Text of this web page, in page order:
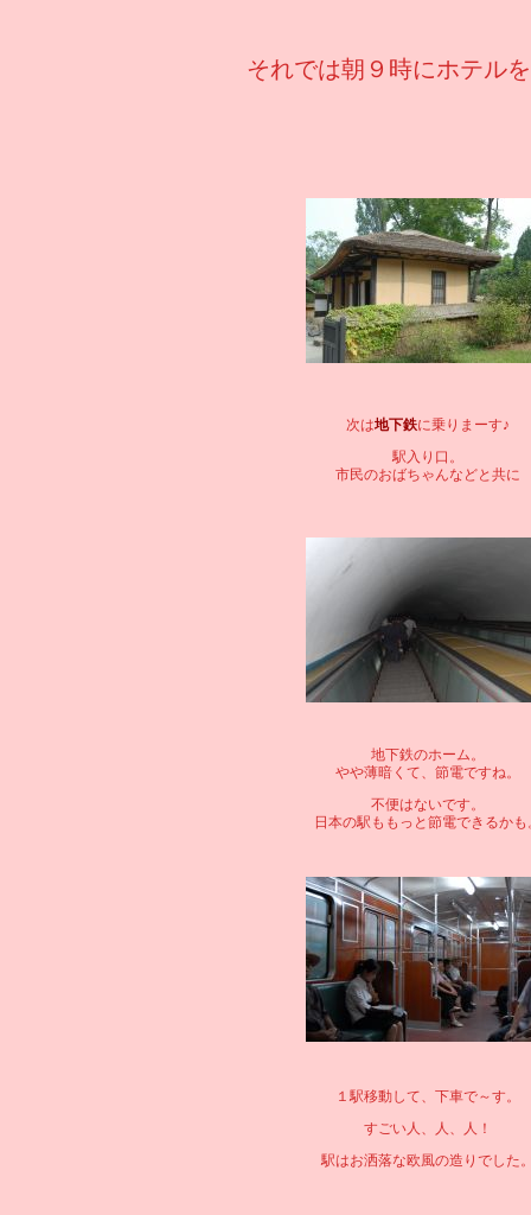
それでは朝９時にホテル
次は地下鉄に乗りまーす♪
駅入り口。
市民のおばちゃんなどと共に
地下鉄のホーム。
やや薄暗くて、節電ですね。
不便はないです。
日本の駅ももっと節電できるかも
１駅移動して、下車で～す。
すごい人、人、人！
駅はお洒落な欧風の造りでした